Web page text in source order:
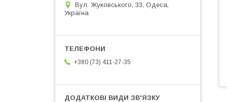
Вул. Жуковського, 33, Одеса,
Україна
+380 (73) 411-27-35